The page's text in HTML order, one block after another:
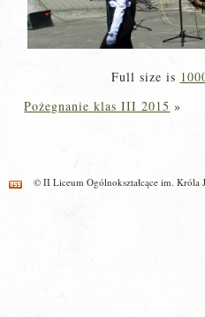
Full size is
Pożegnanie klas III 2015 »
© II Liceum Ogólnokształcące im.